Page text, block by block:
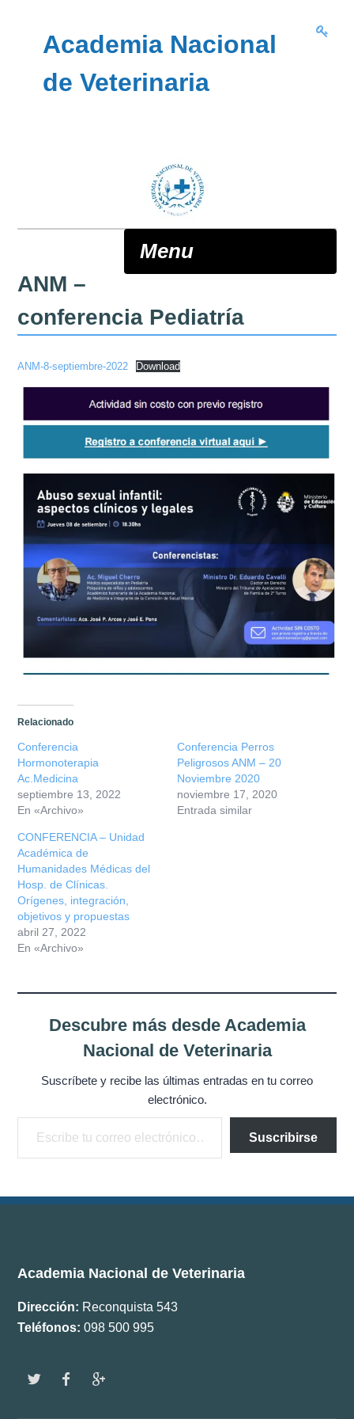
Academia Nacional
de Veterinaria
Menu
ANV
Misión
Directiva
Integrantes
Comisiones
Relaciones
Fotos
Contacto
Novedades
Boletín ANV
Premios
ANM –
conferencia Pediatría
ANM-8-septiembre-2022 Download
Relacionado
Conferencia
Hormonoterapia
Ac.Medicina
septiembre 13, 2022
En «Archivo»
Conferencia Perros
Peligrosos ANM – 20
Noviembre 2020
noviembre 17, 2020
Entrada similar
CONFERENCIA – Unidad
Académica de
Humanidades Médicas del
Hosp. de Clínicas.
Orígenes, integración,
objetivos y propuestas
abril 27, 2022
En «Archivo»
Descubre más desde Academia
Nacional de Veterinaria
Suscríbete y recibe las últimas entradas en tu correo
electrónico.
Escribe tu correo electrónico…
Suscribirse
Academia Nacional de Veterinaria
Dirección: Reconquista 543
Teléfonos: 098 500 995
w f g